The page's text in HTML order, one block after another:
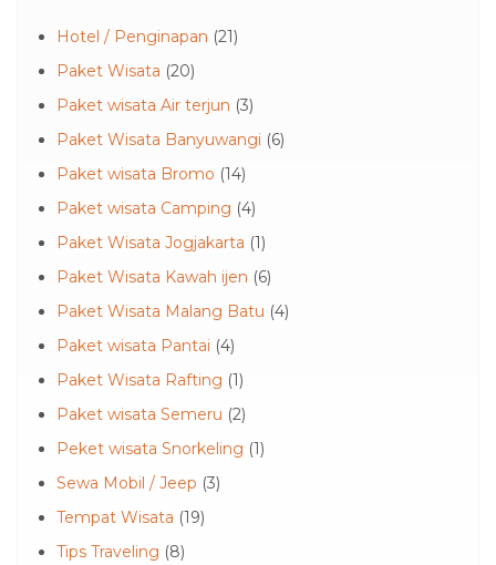
Hotel / Penginapan (21)
Paket Wisata (20)
Paket wisata Air terjun (3)
Paket Wisata Banyuwangi (6)
Paket wisata Bromo (14)
Paket wisata Camping (4)
Paket Wisata Jogjakarta (1)
Paket Wisata Kawah ijen (6)
Paket Wisata Malang Batu (4)
Paket wisata Pantai (4)
Paket Wisata Rafting (1)
Paket wisata Semeru (2)
Peket wisata Snorkeling (1)
Sewa Mobil / Jeep (3)
Tempat Wisata (19)
Tips Traveling (8)